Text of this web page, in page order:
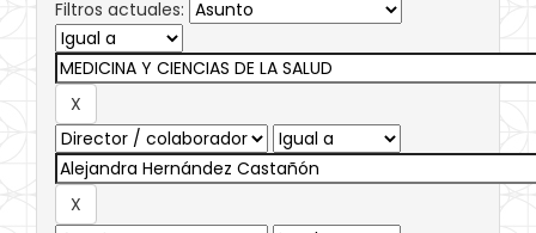
Filtros actuales: